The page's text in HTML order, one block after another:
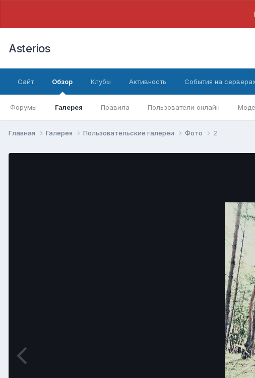
Asterios
Сайт Обзор
Форумы Галерея Правила Пользователи онлайн
Клубы Активность События на
Главная Галерея Пользовательские галереи Фото 2